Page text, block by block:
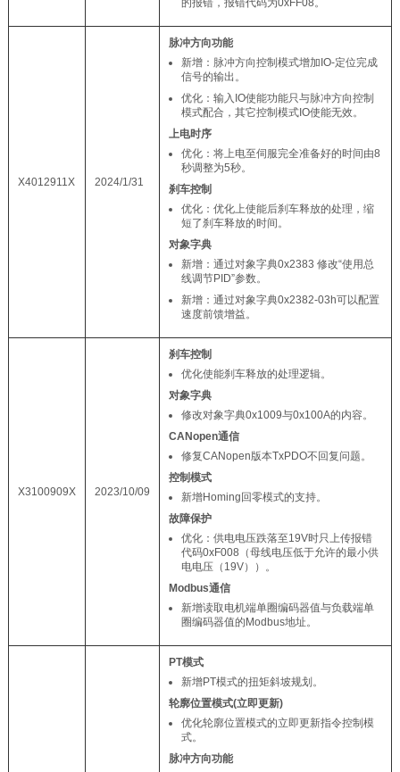
的报错，报错代码为0xFF08。
X4012911X 2024/1/31
脉冲方向功能
新增：脉冲方向控制模式增加IO-定位完成
信号的输出。
优化：输入IO使能功能只与脉冲方向控制
模式配合，其它控制模式IO使能无效。
上电时序
优化：将上电至伺服完全准备好的时间由8
秒调整为5秒。
刹车控制
优化：优化上使能后刹车释放的处理，缩
短了刹车释放的时间。
对象字典
新增：通过对象字典0x2383 修改“使用总
线调节PID”参数。
新增：通过对象字典0x2382-03h可以配置
速度前馈增益。
X3100909X 2023/10/09
刹车控制
优化使能刹车释放的处理逻辑。
对象字典
修改对象字典0x1009与0x100A的内容。
CANopen通信
修复CANopen版本TxPDO不回复问题。
控制模式
新增Homing回零模式的支持。
故障保护
优化：供电电压跌落至19V时只上传报错
代码0xF008（母线电压低于允许的最小供
电电压（19V））。
Modbus通信
新增读取电机端单圈编码器值与负载端单
圈编码器值的Modbus地址。
PT模式
新增PT模式的扭矩斜坡规划。
轮廓位置模式(立即更新)
优化轮廓位置模式的立即更新指令控制模
式。
脉冲方向功能